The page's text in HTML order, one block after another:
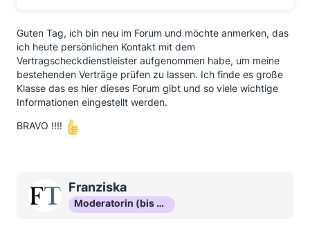
Guten Tag, ich bin neu im Forum und möchte anmerken, das
ich heute persönlichen Kontakt mit dem
Vertragscheckdienstleister aufgenommen habe, um meine
bestehenden Verträge prüfen zu lassen. Ich finde es große
Klasse das es hier dieses Forum gibt und so viele wichtige
Informationen eingestellt werden.
BRAVO !!!!
Franziska
Moderatorin (bis Okt 16)